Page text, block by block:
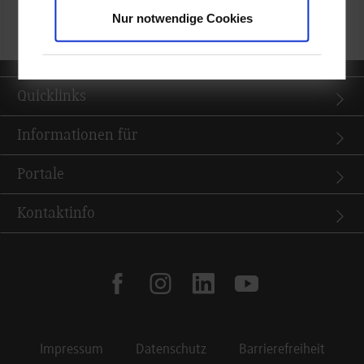
Nur notwendige Cookies
zurück zur Ergebnisliste
Quicklinks
Informationen für
Portale
Kontaktinfo
facebookinstagramlinkedinyoutube
Impressum Datenschutz Barrierefreiheit